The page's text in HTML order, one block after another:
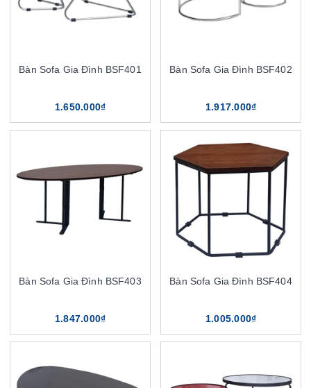
Bàn Sofa Gia Đình BSF401
1.650.000₫
Bàn Sofa Gia Đình BSF402
1.917.000₫
Bàn Sofa Gia Đình BSF403
1.847.000₫
Bàn Sofa Gia Đình BSF404
1.005.000₫